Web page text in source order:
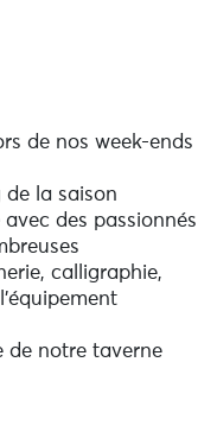
de nos week-ends
la saison
des passionnés
calligraphie,
de notre taverne
ou juste un